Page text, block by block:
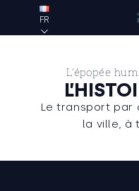
FR
L’épopée
Le transport par
la ville, à